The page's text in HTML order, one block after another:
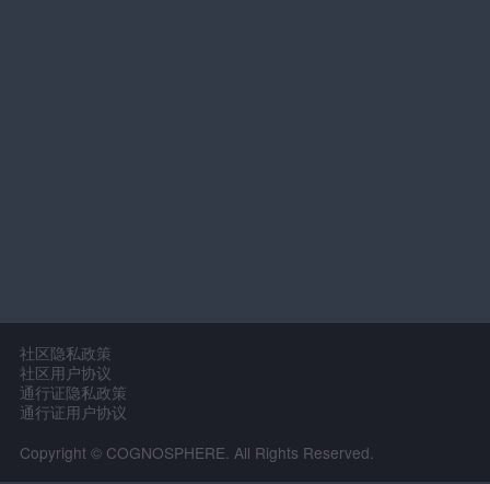
社区隐私政策
社区用户协议
通行证隐私政策
通行证用户协议
Copyright © COGNOSPHERE. All Rights Reserved.